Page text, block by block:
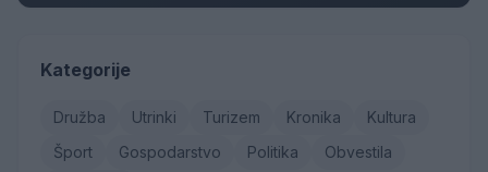
Kategorije
Družba Utrinki Turizem Kronika
Kultura
Šport
Gospodarstvo Politika
Obvestila